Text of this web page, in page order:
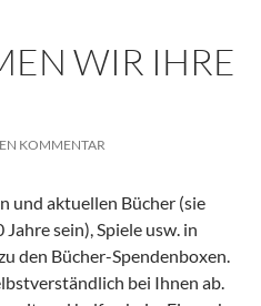
WIR IHRE
KOMMENTAR
und aktuellen Bücher (sie
sein), Spiele usw. in
den Bücher-Spendenboxen.
bei Ihnen ab.